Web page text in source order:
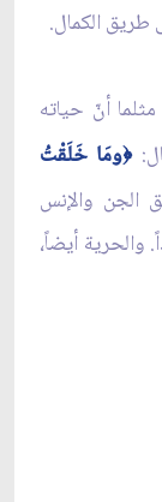
طريق الكمال.
أنّ حياته
﴿ومَا خَلَقْتُ
الجن والإنس
والحرية أيضاً،